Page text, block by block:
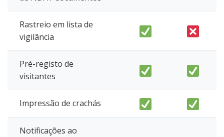
Rastreio em lista de
vigilância
Pré-registo de
visitantes
Impressão de crachás
Notificações ao